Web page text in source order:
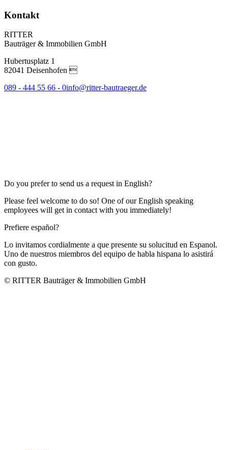
Kontakt
RITTER
Bauträger & Immobilien GmbH
Hubertusplatz 1
82041 Deisenhofen 
089 - 444 55 66 - 0info@ritter-bautraeger.de
Do you prefer to send us a request in English?
Please feel welcome to do so! One of our English speaking
employees will get in contact with you immediately!
Prefiere español?
Lo invitamos cordialmente a que presente su solucitud en Espanol.
Uno de nuestros miembros del equipo de habla hispana lo asistirá
con gusto.
© RITTER Bauträger & Immobilien GmbH